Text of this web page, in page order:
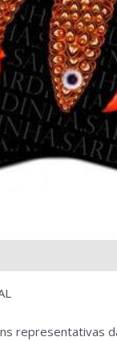
representativas